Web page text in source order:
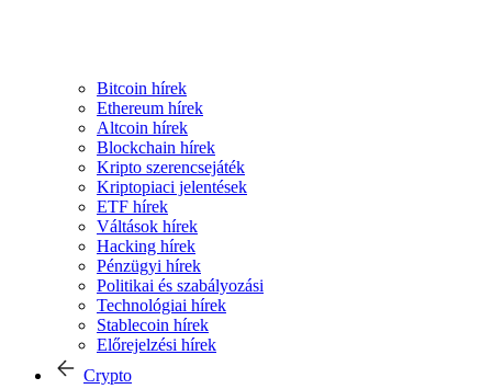
Bitcoin hírek
Ethereum hírek
Altcoin hírek
Blockchain hírek
Kripto szerencsejáték
Kriptopiaci jelentések
ETF hírek
Váltások hírek
Hacking hírek
Pénzügyi hírek
Politikai és szabályozási
Technológiai hírek
Stablecoin hírek
Előrejelzési hírek
Crypto